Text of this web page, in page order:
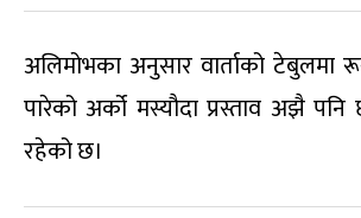
अलिमोभका अनुसार वार्ताको टेबुलमा
पारेको अर्को मस्यौदा प्रस्ताव अझै
रहेको छ।